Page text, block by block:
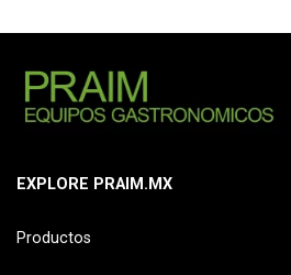
EXPLORE PRAIM.MX
Productos